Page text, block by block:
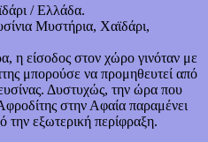
/ Ελλάδα.
Μυστήρια, Χαϊδάρι,
η είσοδος στον χώρο γινόταν με
μπορούσε να προμηθευτεί από
Δυστυχώς, την ώρα που
στην Αφαία παραμένει
την εξωτερική περίφραξη.